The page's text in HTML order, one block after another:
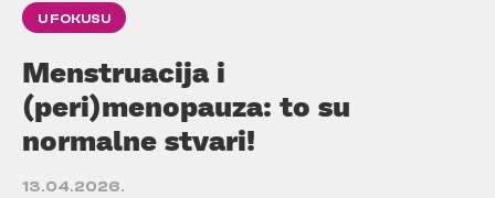
U FOKUSU
Menstruacija i
(peri)menopauza: to su
normalne stvari!
13.04.2026.